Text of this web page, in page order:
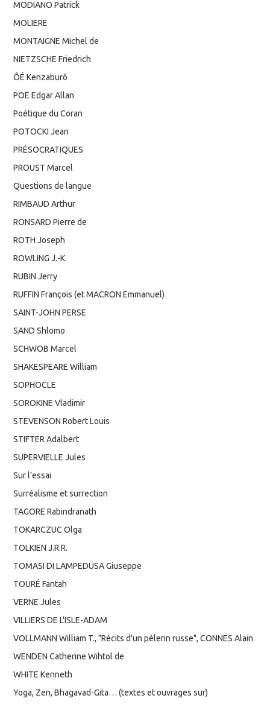
MODIANO Patrick
MOLIERE
MONTAIGNE Michel de
NIETZSCHE Friedrich
ÔÉ Kenzaburô
POE Edgar Allan
Poétique du Coran
POTOCKI Jean
PRÉSOCRATIQUES
PROUST Marcel
Questions de langue
RIMBAUD Arthur
RONSARD Pierre de
ROTH Joseph
ROWLING J.-K.
RUBIN Jerry
RUFFIN François (et MACRON Emmanuel)
SAINT-JOHN PERSE
SAND Shlomo
SCHWOB Marcel
SHAKESPEARE William
SOPHOCLE
SOROKINE Vladimir
STEVENSON Robert Louis
STIFTER Adalbert
SUPERVIELLE Jules
Sur l’essai
Surréalisme et surrection
TAGORE Rabindranath
TOKARCZUC Olga
TOLKIEN J.R.R.
TOMASI DI LAMPEDUSA Giuseppe
TOURÉ Fantah
VERNE Jules
VILLIERS DE L'ISLE-ADAM
VOLLMANN William T., "Récits d'un pèlerin russe", CONNES Alain
WENDEN Catherine Wihtol de
WHITE Kenneth
Yoga, Zen, Bhagavad-Gita… (textes et ouvrages sur)